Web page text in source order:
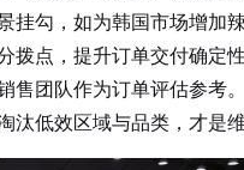
挂勾，如为韩国市场增加
点，提升订单交付确定性
团队作为订单评估参考
汰低效区域与品类，才是